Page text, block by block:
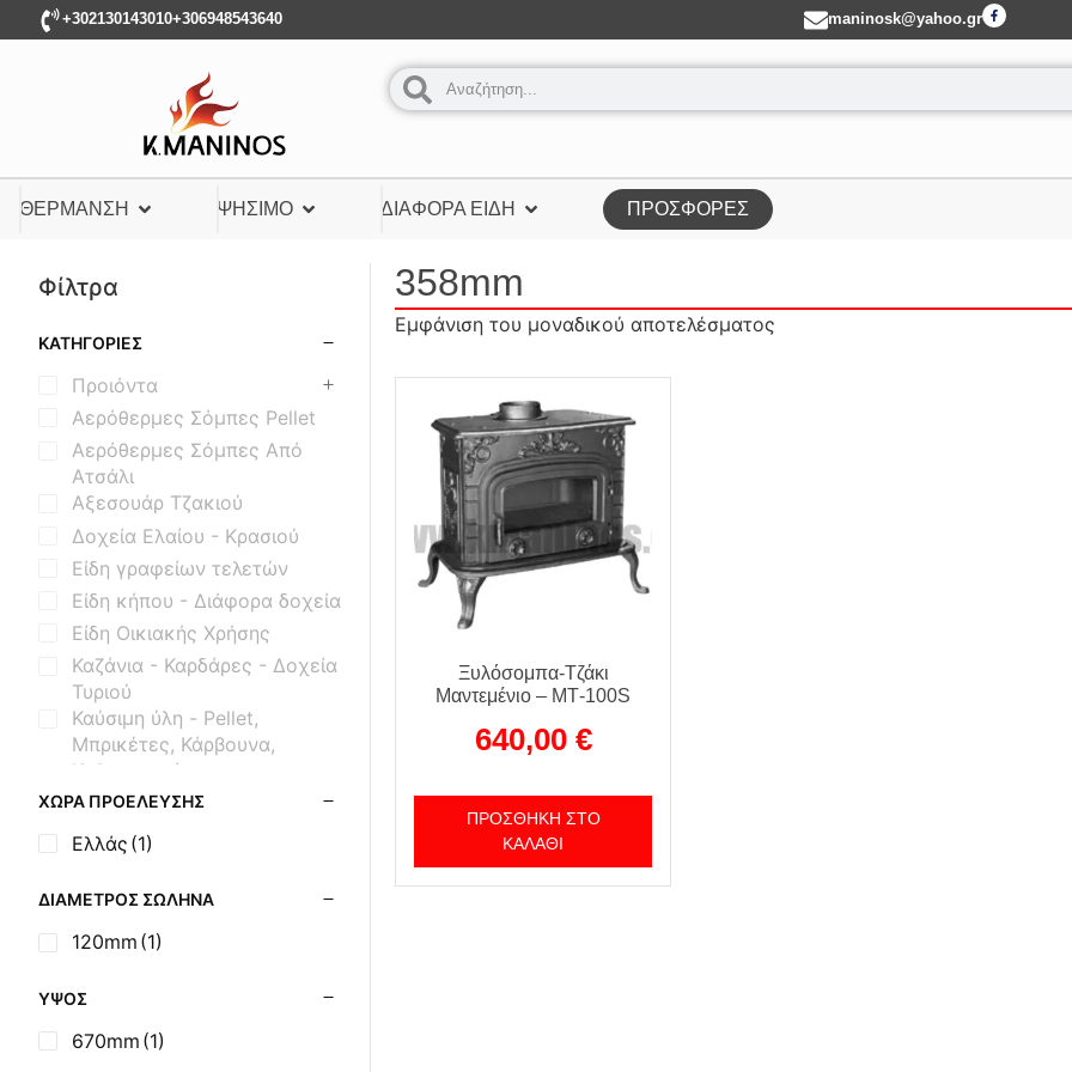
+302130143010+306948543640 maninosk@yahoo.gr
ΘΈΡΜΑΝΣΗ ΨΉΣΙΜΟ ΔΙΆΦΟΡΑ ΕΊΔΗ ΠΡΟΣΦΟΡΕΣ
Φίλτρα
ΚΑΤΗΓΟΡΊΕΣ
Προιόντα
Αερόθερμες Σόμπες Pellet
Αερόθερμες Σόμπες Από
Ατσάλι
Αξεσουάρ Τζακιού
Δοχεία Ελαίου - Κρασιού
Είδη γραφείων τελετών
Είδη κήπου - Διάφορα δοχεία
Είδη Οικιακής Χρήσης
Καζάνια - Καρδάρες - Δοχεία
Τυριού
Καύσιμη ύλη - Pellet,
Μπρικέτες, Κάρβουνα,
Καθαριστικά
Κτηνοτροφικά Είδη
Μασίνες Ξύλου Εμαγιέ
Μασίνες Ξύλου Μαντεμένιες
Μηχανισμοί Εξοπλισμού BBQ
Μοτέρ Σούβλας
Όρθιες Μαντεμένιες Σόμπες
με Φούρνο
ΧΏΡΑ ΠΡΟΈΛΕΥΣΗΣ
Ελλάς (1)
ΔΙΆΜΕΤΡΟΣ ΣΩΛΉΝΑ
120mm (1)
ΎΨΟΣ
670mm (1)
358mm
Εμφάνιση του μοναδικού αποτελέσματος
Ξυλόσομπα-Τζάκι
Μαντεμένιο – ΜΤ-100S
640,00 €
ΠΡΟΣΘΉΚΗ ΣΤΟ
ΚΑΛΆΘΙ